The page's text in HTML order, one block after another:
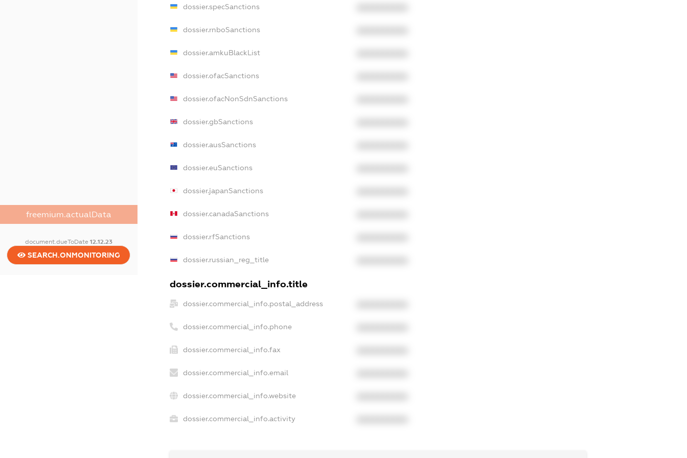
freemium.actualData
document.dueToDate 12.12.23
SEARCH.ONMONITORING
dossier.specSanctions
dossier.rnboSanctions
dossier.amkuBlackList
dossier.ofacSanctions
dossier.ofacNonSdnSanctions
dossier.gbSanctions
dossier.ausSanctions
dossier.euSanctions
dossier.japanSanctions
dossier.canadaSanctions
dossier.rfSanctions
dossier.russian_reg_title
dossier.commercial_info.title
dossier.commercial_info.postal_address
dossier.commercial_info.phone
dossier.commercial_info.fax
dossier.commercial_info.email
dossier.commercial_info.website
dossier.commercial_info.activity